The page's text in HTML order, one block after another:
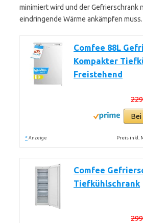
minimiert wird und der Gefrierschrank
eindringende Wärme ankämpfen muss.
Comfee 88L
Kompakter
Freistehend
Bei
* Anzeige Preis inkl.
Comfee
Tiefkühlschrank